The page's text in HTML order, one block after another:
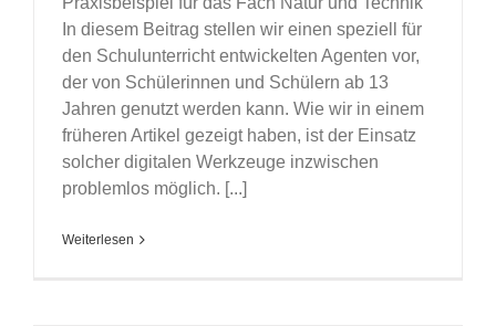
In diesem Beitrag stellen wir einen speziell für
den Schulunterricht entwickelten Agenten vor,
der von Schülerinnen und Schülern ab 13
Jahren genutzt werden kann. Wie wir in einem
früheren Artikel gezeigt haben, ist der Einsatz
solcher digitalen Werkzeuge inzwischen
problemlos möglich. [...]
Weiterlesen